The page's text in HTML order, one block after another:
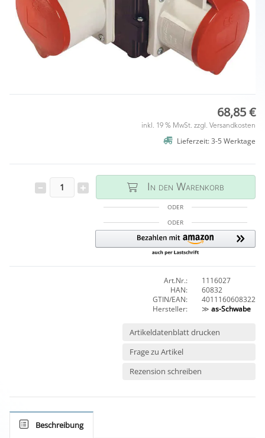
68,85 €
inkl. 19 % MwSt. zzgl. Versandkosten
Lieferzeit: 3-5 Werktage
In den Warenkorb
ODER
ODER
Art.Nr.:
1116027
HAN:
60832
GTIN/EAN:
4011160608322
Hersteller:
≫ as-Schwabe
Artikeldatenblatt drucken
Frage zu Artikel
Rezension schreiben
Beschreibung